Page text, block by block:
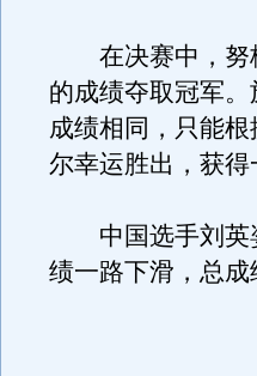
在决赛中，努
的成绩夺取冠军
成绩相同，只能
尔幸运胜出，获得
中国选手刘英
绩一路下滑，总